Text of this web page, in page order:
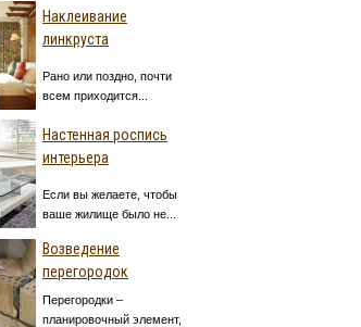
Наклеивание
линкруста
Рано или поздно, почти
всем приходится...
Настенная роспись
интерьера
Если вы желаете, чтобы
ваше жилище было не...
Возведение
перегородок
Перегородки –
планировочный элемент,